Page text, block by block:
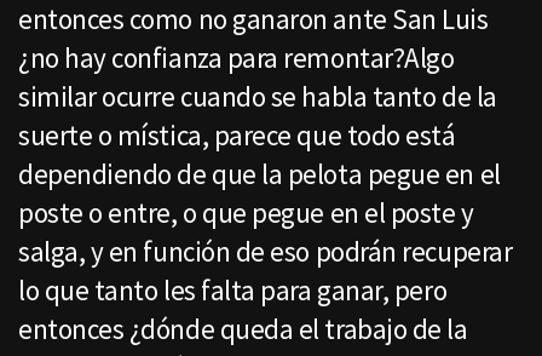
entonces como no ganaron ante San Luis
¿no hay confianza para remontar?Algo
similar ocurre cuando se habla tanto de la
suerte o mística, parece que todo está
dependiendo de que la pelota pegue en el
poste o entre, o que pegue en el poste y
salga, y en función de eso podrán recuperar
lo que tanto les falta para ganar, pero
entonces ¿dónde queda el trabajo de la